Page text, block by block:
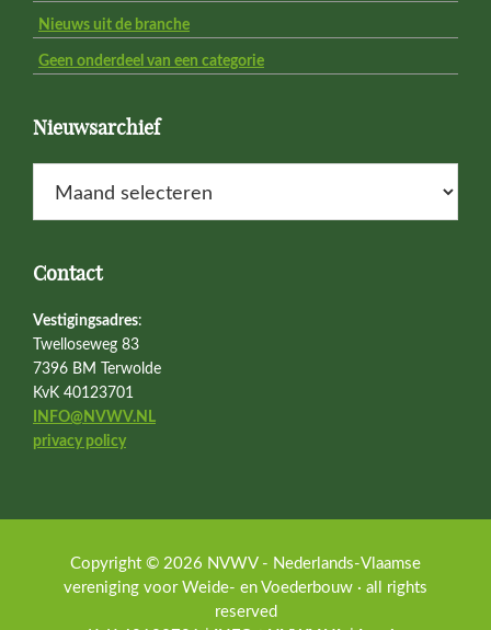
Nieuws uit de branche
Geen onderdeel van een categorie
Nieuwsarchief
Contact
Vestigingsadres:
Twelloseweg 83
7396 BM Terwolde
KvK 40123701
INFO@NVWV.NL
privacy policy
Copyright © 2026 NVWV - Nederlands-Vlaamse
vereniging voor Weide- en Voederbouw · all rights
reserved